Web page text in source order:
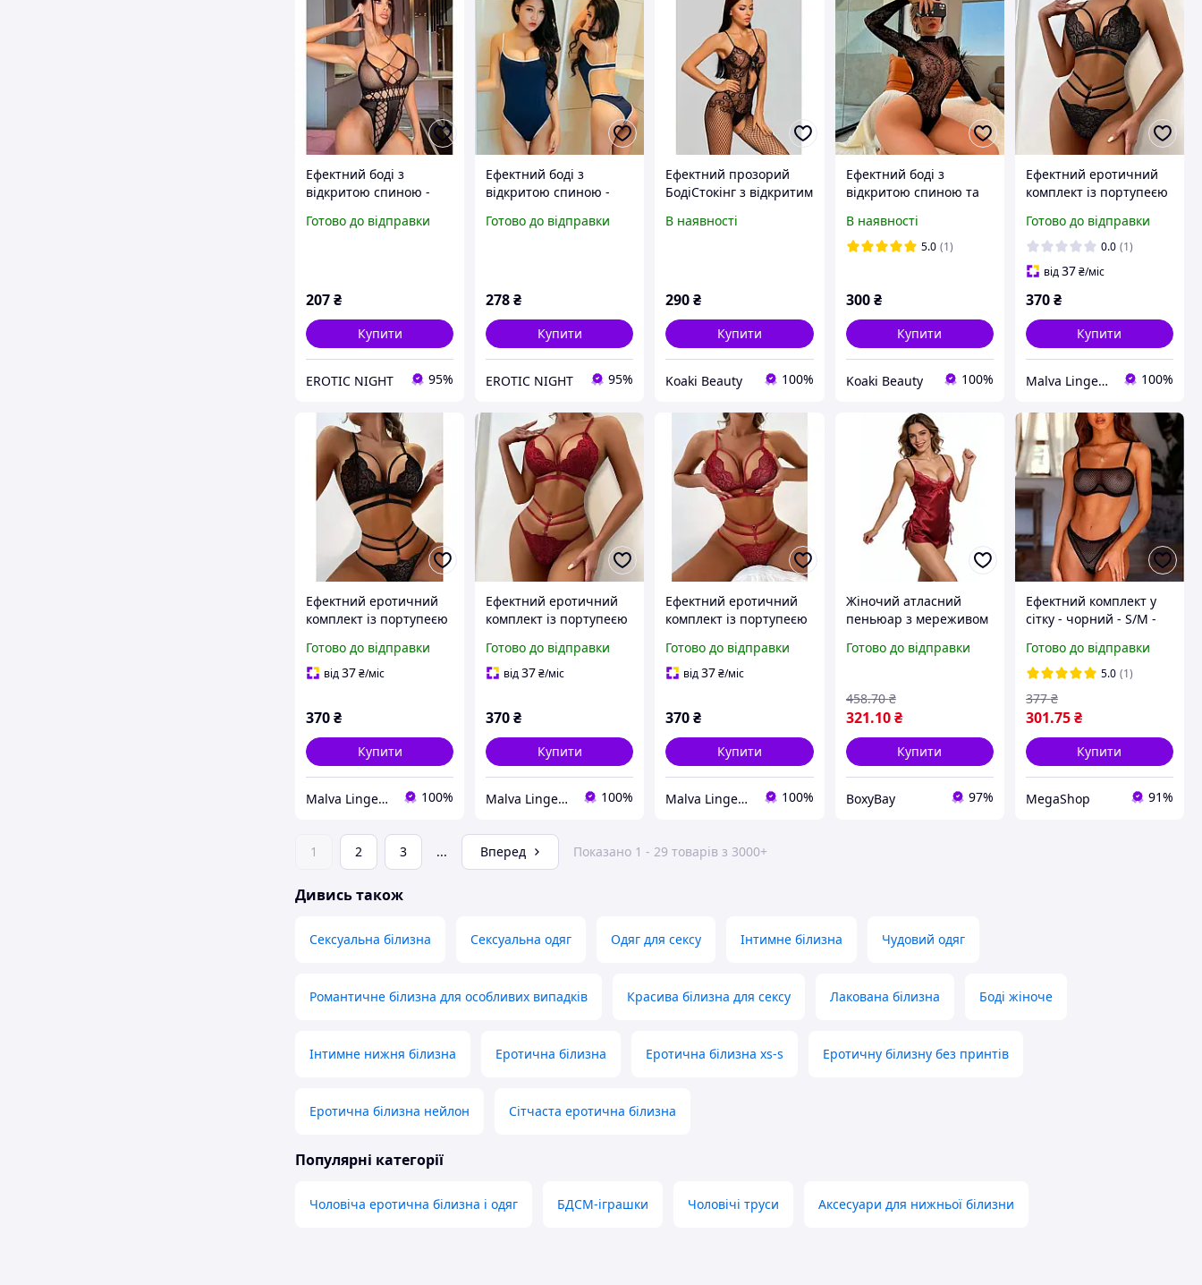
Ефектний боді з
відкритою спиною -
Еротична білизна
Готово до відправки
207₴
Купити
EROTIC NIGHT 95%
Ефектний боді з
відкритою спиною -
білизна
Готово до відправки
278₴
Купити
EROTIC NIGHT 95%
Ефектний прозорий
БодіСтокінг з відкритим
S/M - Еротична білизна
В наявності
290₴
Купити
Koaki Beauty 100%
Ефектний боді з
відкритою спиною та
Чорний - S/M/L -
Еротична білизна (HRS)
В наявності
5.0 (1)
300 ₴
Купити
Koaki Beauty 100%
Ефектний еротичний
комплект із портупеєю
Готово до відправки
0.0 (1)
від37₴/міс
370₴
Купити
Malva Lingerie - інтернет-магазин жіночої білизни 100%
Ефектний еротичний
комплект із портупеєю
Готово до відправки
від37₴/міс
370₴
Купити
Malva Lingerie - інтернет-магазин жіночої білизни 100%
Ефектний еротичний
комплект із портупеєю
Готово до відправки
від37₴/міс
370₴
Купити
Malva Lingerie - інтернет-магазин жіночої білизни 100%
Ефектний еротичний
комплект із портупеєю
Готово до відправки
від37₴/міс
370₴
Купити
Malva Lingerie - інтернет-магазин жіночої білизни 100%
Жіночий атласний
пеньюар з мереживом
пеньюар для
еротична білизна
Готово до відправки
321.10 ₴
458.70 ₴
Купити
BoxyBay 97%
Ефектний комплект у
сітку - чорний - S/M -
Готово до відправки
5.0 (1)
301.75₴
377 ₴
Купити
MegaShop 91%
1 2 3 ... Вперед Показано 1 - 29 товарів з 3000+
Дивись також
Сексуальна білизна Сексуальна одяг Одяг для сексу Інтимне білизна Чудовий одяг
Романтичне білизна для особливих випадків Красива білизна для сексу Лакована білизна Боді жіноче
Інтимне нижня білизна Еротична білизна Еротична білизна xs-s Еротичну білизну без принтів
Еротична білизна нейлон Сітчаста еротична білизна
Популярні категорії
Чоловіча еротична білизна і одяг БДСМ-іграшки Чоловічі труси Аксесуари для нижньої білизни